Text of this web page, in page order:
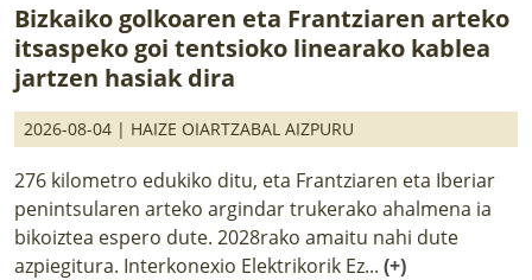
Bizkaiko golkoaren eta Frantziaren arteko
itsaspeko goi tentsioko linearako kablea
jartzen hasiak dira
2026-08-04 | HAIZE OIARTZABAL AIZPURU
276 kilometro edukiko ditu, eta Frantziaren eta Iberiar
penintsularen arteko argindar trukerako ahalmena ia
bikoiztea espero dute. 2028rako amaitu nahi dute
azpiegitura. Interkonexio Elektrikorik Ez... (+)